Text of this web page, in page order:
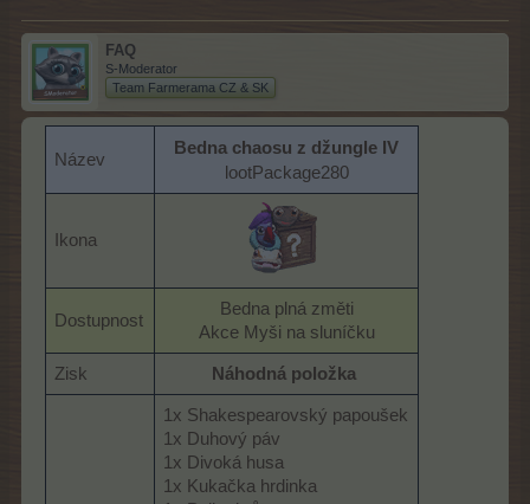
FAQ
S-Moderator
Team Farmerama CZ & SK
Název
Bedna chaosu z džungle IV
lootPackage280
Ikona
Dostupnost
Bedna plná změti
Akce Myši na sluníčku​
Zisk Náhodná položka
1x Shakespearovský papoušek
1x Duhový páv
1x Divoká husa
1x Kukačka hrdinka